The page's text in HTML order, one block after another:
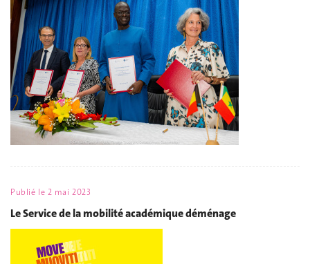
Publié le 2 mai 2023
Le Service de la mobilité académique déménage